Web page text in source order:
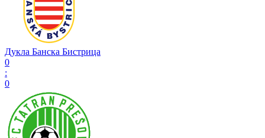
Дукла Банска Бистрица
0
:
0